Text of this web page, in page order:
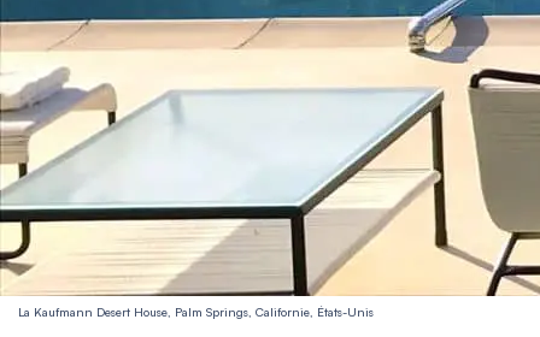
La Kaufmann Desert House, Palm Springs, Californie, États-Unis